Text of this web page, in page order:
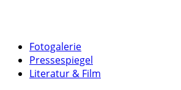
Fotogalerie
Pressespiegel
Literatur & Film